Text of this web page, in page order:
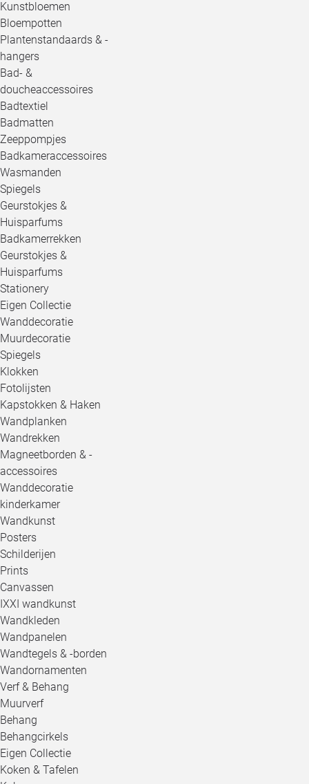
Kunstbloemen
Bloempotten
Plantenstandaards & -
hangers
Bad- &
doucheaccessoires
Badtextiel
Badmatten
Zeeppompjes
Badkameraccessoires
Wasmanden
Spiegels
Geurstokjes &
Huisparfums
Badkamerrekken
Geurstokjes &
Huisparfums
Stationery
Eigen Collectie
Wanddecoratie
Muurdecoratie
Spiegels
Klokken
Fotolijsten
Kapstokken & Haken
Wandplanken
Wandrekken
Magneetborden & -
accessoires
Wanddecoratie
kinderkamer
Wandkunst
Posters
Schilderijen
Prints
Canvassen
IXXI wandkunst
Wandkleden
Wandpanelen
Wandtegels & -borden
Wandornamenten
Verf & Behang
Muurverf
Behang
Behangcirkels
Eigen Collectie
Koken & Tafelen